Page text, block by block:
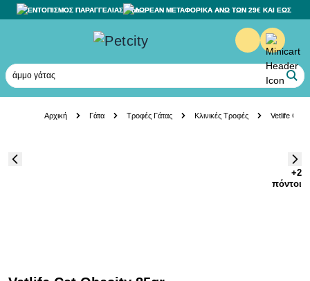
ΕΝΤΟΠΙΣΜΟΣ ΠΑΡΑΓΓΕΛΙΑΣ ΔΩΡΕΑΝ ΜΕΤΑΦΟΡΙΚΑ ΑΝΩ ΤΩΝ 29€ ΚΑΙ ΕΩΣ
άμμο γάτας
Αρχική Γάτα Τροφές Γάτας Κλινικές Τροφές Vetlife Cat
+2
πόντοι